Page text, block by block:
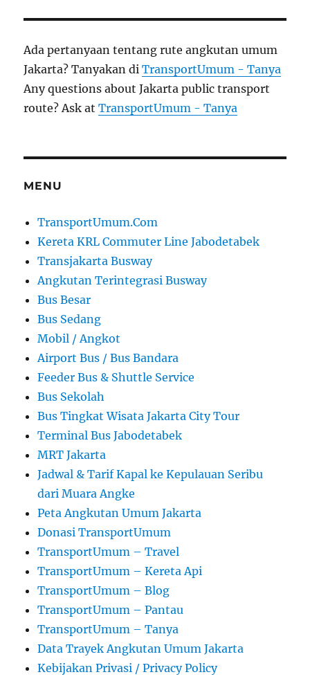
Ada pertanyaan tentang rute angkutan umum
Jakarta? Tanyakan diTransportUmum - Tanya
Any questions about Jakarta public transport
route? Ask atTransportUmum - Tanya
MENU
TransportUmum.Com
Kereta KRL Commuter Line Jabodetabek
Transjakarta Busway
Angkutan Terintegrasi Busway
Bus Besar
Bus Sedang
Mobil / Angkot
Airport Bus / Bus Bandara
Feeder Bus & Shuttle Service
Bus Sekolah
Bus Tingkat Wisata Jakarta City Tour
Terminal Bus Jabodetabek
MRT Jakarta
Jadwal & Tarif Kapal ke Kepulauan Seribu
dari Muara Angke
Peta Angkutan Umum Jakarta
Donasi TransportUmum
TransportUmum – Travel
TransportUmum – Kereta Api
TransportUmum – Blog
TransportUmum – Pantau
TransportUmum – Tanya
Data Trayek Angkutan Umum Jakarta
Kebijakan Privasi / Privacy Policy